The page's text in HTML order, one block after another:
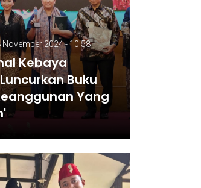
2024 - 10:58
Kebaya
Buku
Yang